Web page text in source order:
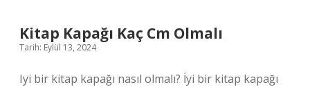
Kitap Kapağı Kaç Cm Olmalı
Tarih: Eylül 13, 2024
Iyi bir kitap kapağı nasıl olmalı? İyi bir kitap kapağı